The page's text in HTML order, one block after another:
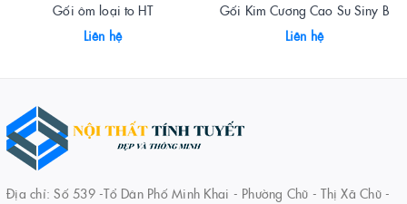
Gối ôm loại to HT
Liên hệ
Gối Kim Cương Cao Su Siny B
Liên hệ
Địa chỉ: Số 539 -Tổ Dân Phố Minh Khai - Phường Chũ - Thị Xã Chũ -